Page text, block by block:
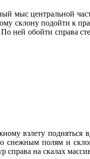
мыс центральной
склону подойти к
ней обойти справа
взлету подняться
снежным полям и
на скалах